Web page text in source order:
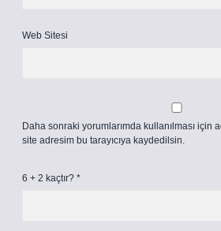
Web Sitesi
Daha sonraki yorumlarımda kullanılması için
site adresim bu tarayıcıya kaydedilsin.
6 + 2 kaçtır? *